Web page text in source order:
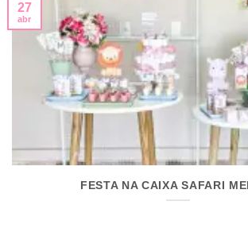
FESTA NA CAIXA SAFARI
27
abr